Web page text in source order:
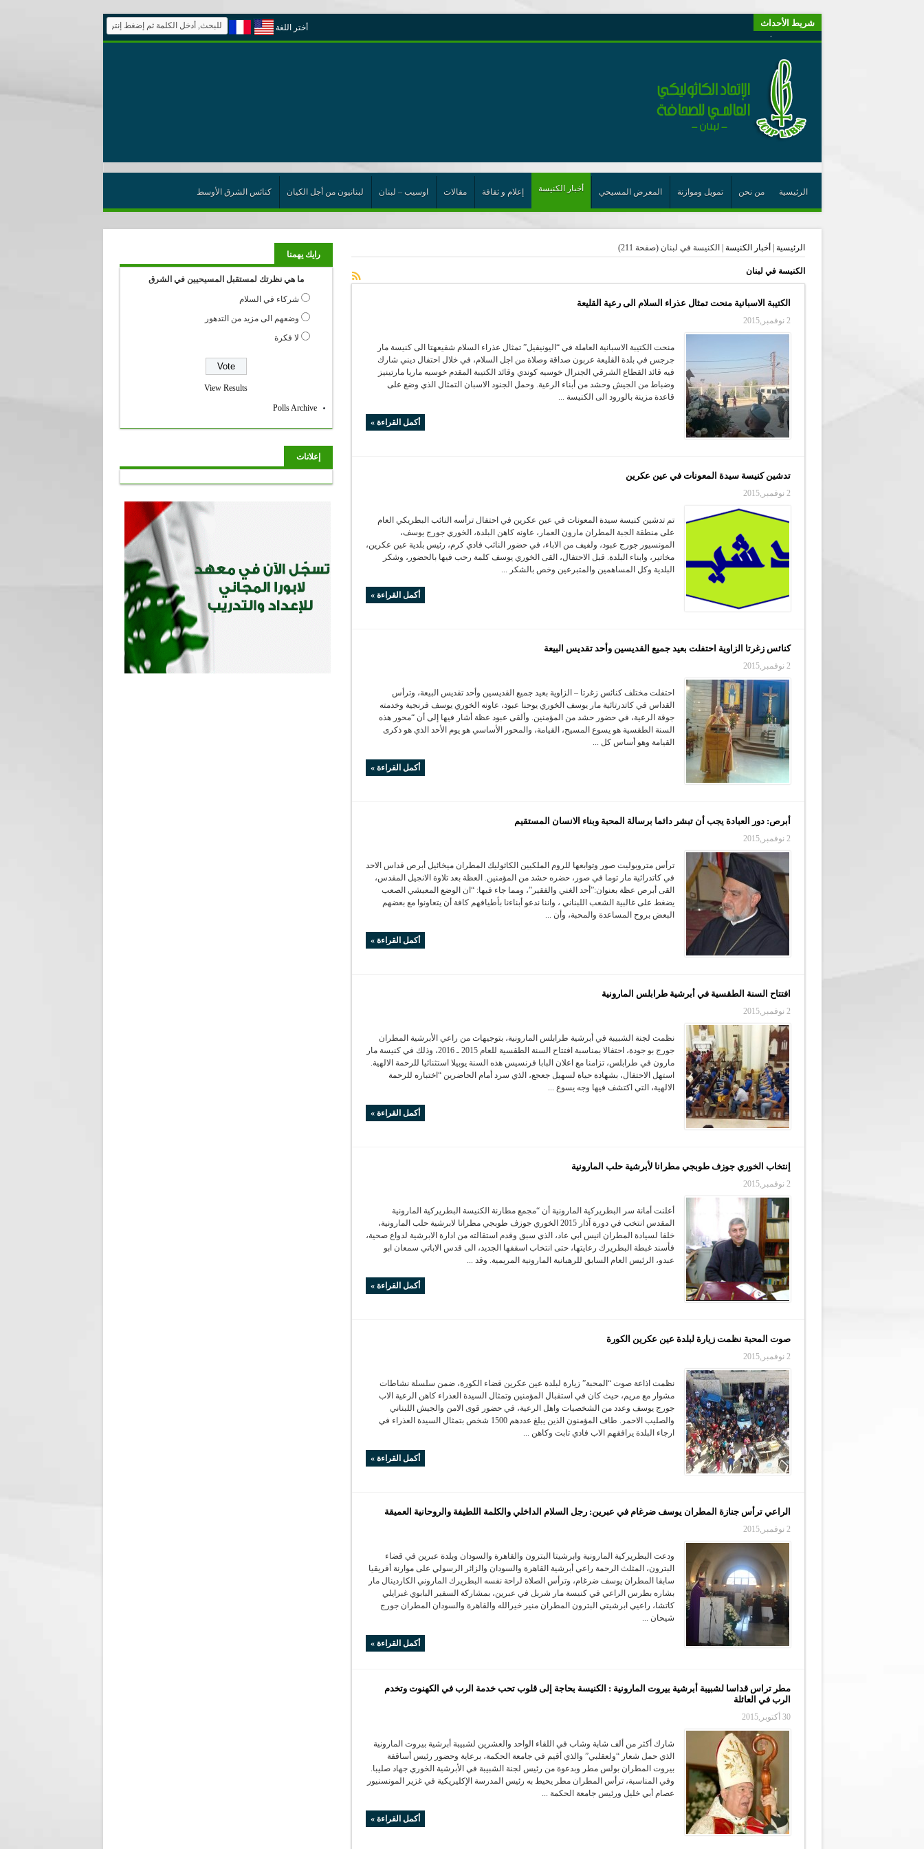
شريط الأحداث
“لبنانيون من أجل الكيان” (اتحاد اورا) : طرح رئيس الجمهورية حول اللامركزية الموسعة شرط واجب للخروج من حالة الجمود
“الوحدة في التعدّد: إعادة بناء الديمقراطيّة التوافقيّة في لبنان”
يتبع في معنى الأعجوبة
ترشيح أسعد جوان لجائزة نوبل يعزّز تثبيت
احتفالات عيد القديس شربل تتواصل في بقاعكفرا…
الأعجوبة في المسيحيّة: معنًى وحدًّا
من يختصر الله يجعل الدين خطرًا
أيّ عيش مشترك نريد؟
أختر اللغة
الرئيسية من نحن تمويل وموازنة المعرض المسيحي أخبار الكنيسة إعلام و ثقافة مقالات اوسيب – لبنان لبنانيون من أجل الكيان كنائس الشرق الأوسط
الرئيسية أخبار الكنيسة الكنيسة في لبنان (صفحة 211)
الكنيسة في لبنان
الكتيبة الاسبانية منحت تمثال عذراء السلام الى رعية القليعة
2 نوفمبر,2015
منحت الكتيبة الاسبانية العاملة في “اليونيفيل” تمثال عذراء السلام شفيعهتا الى كنيسة مار
جرجس في بلدة القليعة عربون صداقة وصلاة من اجل السلام، في خلال احتفال ديني شارك
فيه قائد القطاع الشرقي الجنرال خوسيه كوندي وقائد الكتيبة المقدم خوسيه ماريا مارتينيز
وضباط من الجيش وحشد من أبناء الرعية. وحمل الجنود الاسبان التمثال الذي وضع على
قاعدة مزينة بالورود الى الكنيسة ...
أكمل القراءة »
تدشين كنيسة سيدة المعونات في عين عكرين
2 نوفمبر,2015
تم تدشين كنيسة سيدة المعونات في عين عكرين في احتفال ترأسه النائب البطريكي العام
على منطقة الجبة المطران مارون العمار، عاونه كاهن البلدة، الخوري جورج يوسف،
المونسيور جورج عبود، ولفيف من الاباء، في حضور النائب فادي كرم، رئيس بلدية عين عكرين،
مخاتير، وابناء البلدة. قبل الاحتفال، القى الخوري يوسف كلمة رحب فيها بالحضور، وشكر
البلدية وكل المساهمين والمتبرعين وخص بالشكر ...
أكمل القراءة »
كنائس زغرتا الزاوية احتفلت بعيد جميع القديسين وأحد تقديس البيعة
2 نوفمبر,2015
احتفلت مختلف كنائس زغرتا – الزاوية بعيد جميع القديسين وأحد تقديس البيعة، وترأس
القداس في كاتدرتائية مار يوسف الخوري يوحنا عبود، عاونه الخوري يوسف فرنجية وخدمته
جوقة الرعية، في حضور حشد من المؤمنين. وألقى عبود عظة أشار فيها إلى أن “محور هذه
السنة الطقسية هو يسوع المسيح، القيامة، والمحور الأساسي هو يوم الأحد الذي هو ذكرى
القيامة وهو أساس كل ...
أكمل القراءة »
أبرص: دور العبادة يجب أن تبشر دائما برسالة المحبة وبناء الانسان المستقيم
2 نوفمبر,2015
ترأس متروبوليت صور وتوابعها للروم الملكيين الكاثوليك المطران ميخائيل أبرص قداس الاحد
في كاتدرائية مار توما في صور، حضره حشد من المؤمنين. العظة بعد تلاوة الانجيل المقدس،
القى أبرص عظة بعنوان:”أحد الغني والفقير”، ومما جاء فيها: “ان الوضع المعيشي الصعب
يضغط على غالبية الشعب اللبناني ، واننا ندعو أبناءنا بأطيافهم كافة أن يتعاونوا مع بعضهم
البعض بروح المساعدة والمحبة، وأن ...
أكمل القراءة »
افتتاح السنة الطقسية في أبرشية طرابلس المارونية
2 نوفمبر,2015
نظمت لجنة الشبيبة في أبرشية طرابلس المارونية، بتوجيهات من راعي الأبرشية المطران
جورج بو جودة، احتفالا بمناسبة افتتاح السنة الطقسية للعام 2015 ـ 2016، وذلك في كنيسة مار
مارون في طرابلس، تزامنا مع اعلان البابا فرنسيس هذه السنة يوبيلا استثنائيا للرحمة الالهية.
استهل الاحتفال، بشهادة حياة لسهيل جعجع، الذي سرد أمام الحاضرين “اختباره للرحمة
الالهية، التي اكتشف فيها وجه يسوع ...
أكمل القراءة »
إنتخاب الخوري جوزف طوبجي مطرانا لأبرشية حلب المارونية
2 نوفمبر,2015
أعلنت أمانة سر البطريركية المارونية أن “مجمع مطارنة الكنيسة البطريركية المارونية
المقدس انتخب في دورة آذار 2015 الخوري جوزف طوبجي مطرانا لابرشية حلب المارونية،
خلفا لسيادة المطران انيس ابي عاد، الذي سبق وقدم استقالته من ادارة الابرشية لدواع صحية،
فأسند غبطة البطريرك رعايتها، حتى انتخاب اسقفها الجديد، الى قدس الاباتي سمعان ابو
عبدو، الرئيس العام السابق للرهبانية المارونية المريمية. وقد ...
أكمل القراءة »
صوت المحبة نظمت زيارة لبلدة عين عكرين الكورة
2 نوفمبر,2015
نظمت اذاعة صوت “المحبة” زيارة لبلدة عين عكرين قضاء الكورة، ضمن سلسلة نشاطات
مشوار مع مريم، حيث كان في استقبال المؤمنين وتمثال السيدة العذراء كاهن الرعية الاب
جورج يوسف وعدد من الشخصيات واهل الرعية، في حضور قوى الامن والجيش اللبناني
والصليب الاحمر. طاف المؤمنون الذين يبلغ عددهم 1500 شخص بتمثال السيدة العذراء في
ارجاء البلدة يرافقهم الاب فادي تابت وكاهن ...
أكمل القراءة »
الراعي ترأس جنازة المطران يوسف ضرغام في عبرين: رجل السلام الداخلي والكلمة اللطيفة والروحانية العميقة
2 نوفمبر,2015
ودعت البطريركية المارونية وابرشيتا البترون والقاهرة والسودان وبلدة عبرين في قضاء
البترون، المثلث الرحمة راعي أبرشية القاهرة والسودان والزائر الرسولي على موارنة أفريقيا
سابقا المطران يوسف ضرغام، وترأس الصلاة لراحة نفسه البطريرك الماروني الكاردينال مار
بشاره بطرس الراعي في كنيسة مار شربل في عبرين، بمشاركة السفير البابوي غبرايلي
كاتشا، راعيي ابرشيتي البترون المطران منير خيرالله والقاهرة والسودان المطران جورج
شيحان ...
أكمل القراءة »
مطر تراس قداسا لشبيبة أبرشية بيروت المارونية : الكنيسة بحاجة إلى قلوب تحب خدمة الرب في الكهنوت وتخدم
الرب في العائلة
30 أكتوبر,2015
شارك أكثر من ألف شابة وشاب في اللقاء الواحد والعشرين لشبيبة أبرشية بيروت المارونية
الذي حمل شعار “ولعقلبي” والذي أقيم في جامعة الحكمة، برعاية وحضور رئيس أساقفة
بيروت المطران بولس مطر وبدعوة من رئيس لجنة الشبيبة في الأبرشية الخوري جهاد صليبا.
وفي المناسبة، ترأس المطران مطر يحيط به رئيس المدرسة الإكليريكية في غزير المونسنيور
عصام أبي خليل ورئيس جامعة الحكمة ...
أكمل القراءة »
رايك يهمنا
ما هي نظرتك لمستقبل المسيحيين في الشرق
شركاء في السلام
وضعهم الى مزيد من التدهور
لا فكرة
View Results
Polls Archive
إعلانات